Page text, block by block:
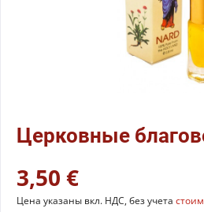
Церковные
3,50 €
Цена указаны вкл. НДС, без учета